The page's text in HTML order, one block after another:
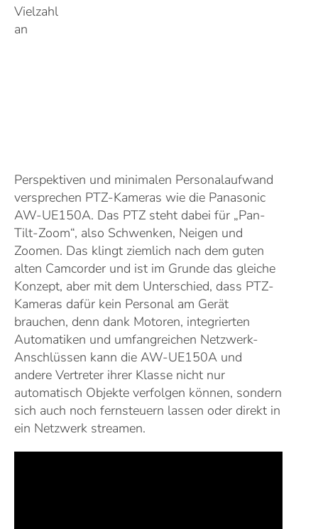
Vielzahl
an
Perspektiven und minimalen Personalaufwand
versprechen PTZ-Kameras wie die Panasonic
AW-UE150A. Das PTZ steht dabei für „Pan-
Tilt-Zoom“, also Schwenken, Neigen und
Zoomen. Das klingt ziemlich nach dem guten
alten Camcorder und ist im Grunde das gleiche
Konzept, aber mit dem Unterschied, dass PTZ-
Kameras dafür kein Personal am Gerät
brauchen, denn dank Motoren, integrierten
Automatiken und umfangreichen Netzwerk-
Anschlüssen kann die AW-UE150A und
andere Vertreter ihrer Klasse nicht nur
automatisch Objekte verfolgen können, sondern
sich auch noch fernsteuern lassen oder direkt in
ein Netzwerk streamen.